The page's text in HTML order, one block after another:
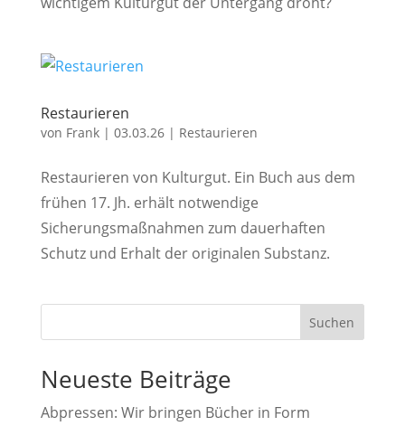
Restaurieren
von Frank| 03.03.26| Restaurieren
Restaurieren von Kulturgut. Ein Buch aus dem
frühen 17. Jh. erhält notwendige
Sicherungsmaßnahmen zum dauerhaften
Schutz und Erhalt der originalen Substanz.
Suchen
Neueste Beiträge
Abpressen: Wir bringen Bücher in Form